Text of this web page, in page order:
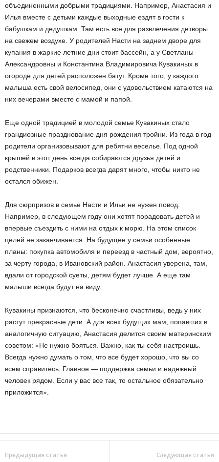
объединенными добрыми традициями. Например, Анастасия и
Илья вместе с детьми каждые выходные ездят в гости к
бабушкам и дедушкам. Там есть все для развлечения детворы
на свежем воздухе. У родителей Насти на заднем дворе для
купания в жаркие летние дни стоит бассейн, а у Светланы
Александровны и Константина Владимировича Кувакиных в
огороде для детей расположен батут. Кроме того, у каждого
малыша есть свой велосипед, они с удовольствием катаются на
них вечерами вместе с мамой и папой.
Еще одной традицией в молодой семье Кувакиных стало
грандиозные празднование дня рождения тройни. Из года в год
родители организовывают для ребятни веселье. Под одной
крышей в этот день всегда собираются друзья детей и
родственники. Подарков всегда дарят много, чтобы никто не
остался обижен.
Для сюрпризов в семье Насти и Ильи не нужен повод.
Например, в следующем году они хотят порадовать детей и
впервые съездить с ними на отдых к морю. На этом список
целей не заканчивается. На будущее у семьи особенные
планы: покупка автомобиля и переезд в частный дом, вероятно,
за черту города, в Ивановский район. Анастасия уверена, там,
вдали от городской суеты, детям будет лучше. А еще там
малыши всегда будут на виду.
Кувакины признаются, что бесконечно счастливы, ведь у них
растут прекрасные дети. А для всех будущих мам, попавших в
аналогичную ситуацию, Анастасия делится своим материнским
советом: «Не нужно бояться. Важно, как ты себя настроишь.
Всегда нужно думать о том, что все будет хорошо, что вы со
всем справитесь. Главное — поддержка семьи и надежный
человек рядом. Если у вас все так, то остальное обязательно
приложится».
Предыдущая статья Следующая статья